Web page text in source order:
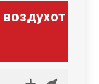
воздухот